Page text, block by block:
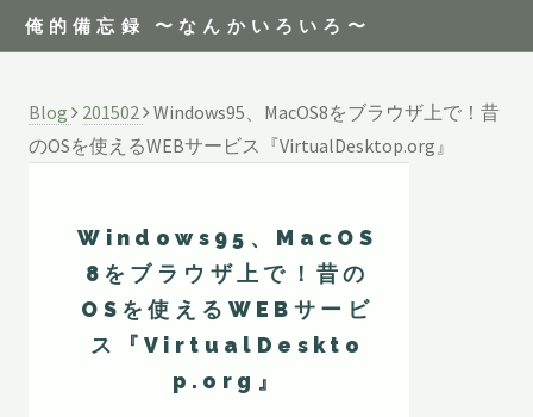
俺的備忘録 〜なんかいろいろ〜
Blog 201502 Windows95、MacOS8をブラウザ上で！昔
のOSを使えるWEBサービス『VirtualDesktop.org』
Windows95、MacOS
8をブラウザ上で！昔の
OSを使えるWEBサービ
ス『VirtualDeskto
p.org』